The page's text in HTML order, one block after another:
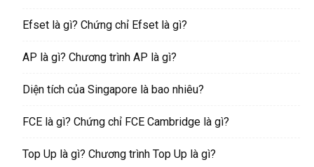
Efset là gì? Chứng chỉ Efset là gì?
AP là gì? Chương trình AP là gì?
Diện tích của Singapore là bao nhiêu?
FCE là gì? Chứng chỉ FCE Cambridge là gì?
Top Up là gì? Chương trình Top Up là gì?